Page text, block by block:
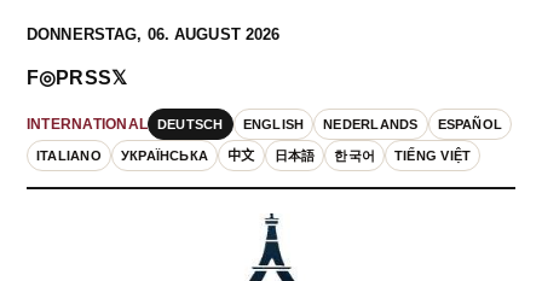
DONNERSTAG, 06. AUGUST 2026
INTERNATIONAL DEUTSCH ENGLISH NEDERLANDS ESPAÑOL
ITALIANO УКРАЇНСЬКА 中文 日本語 한국어 TIẾNG VIỆT
F◎PRSS𝕏